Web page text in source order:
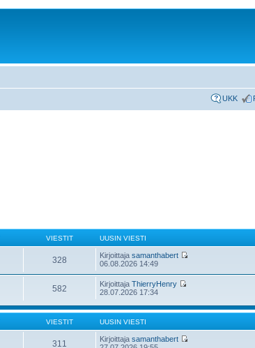
UKK
VIESTIT UUSIN VIESTI
328 Kirjoittajasamanthabert
06.08.2026 14:49
582 KirjoittajaThierryHenry
28.07.2026 17:34
VIESTIT UUSIN VIESTI
311 Kirjoittajasamanthabert